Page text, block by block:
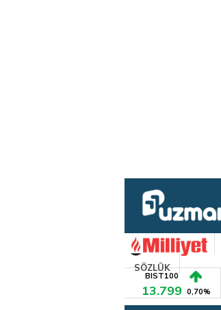
SÖZLÜK
BIST100
13.799 0,70%